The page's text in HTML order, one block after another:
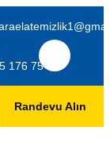
176 75 06
Randevu Alın